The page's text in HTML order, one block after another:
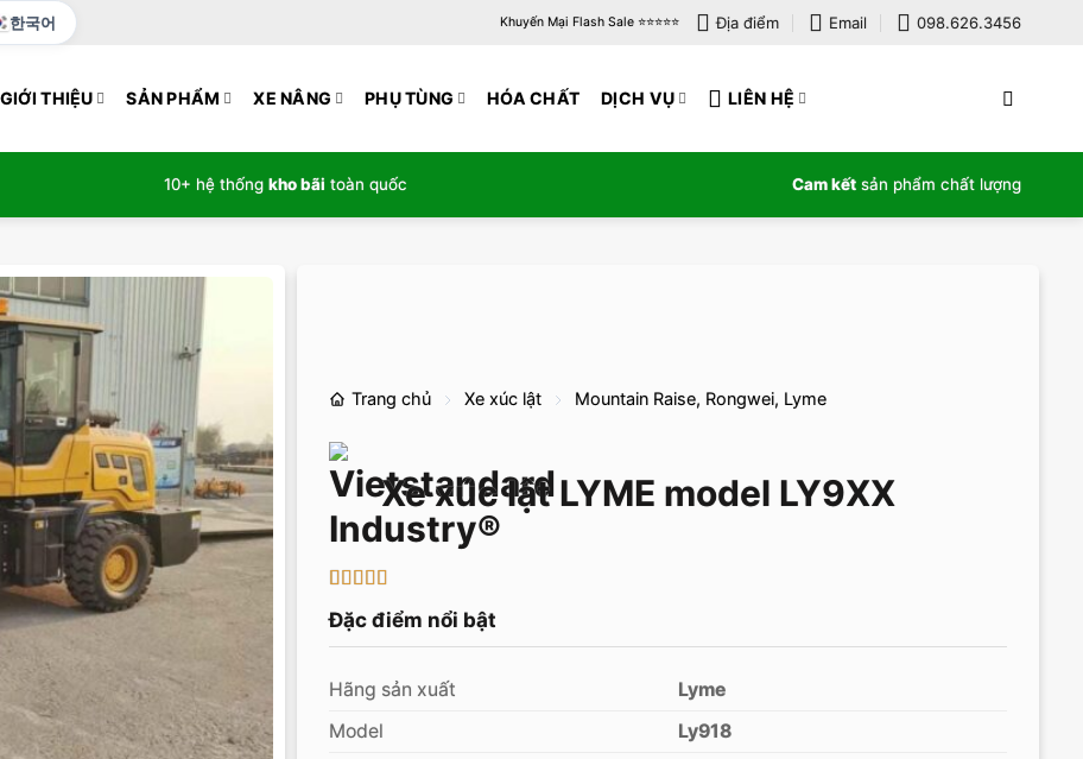
한국어 Khuyến Mại Flash Sale ⭐️⭐️⭐️⭐️⭐️ Địa điểm Email 098.626.3456
GIỚI THIỆU SẢN PHẨM XE NÂNG PHỤ TÙNG HÓA CHẤT DỊCH VỤ LIÊN HỆ
10+ hệ thống kho bãi toàn quốc Cam kết sản phẩm chất lượng
Trang chủ Xe xúc lật Mountain Raise, Rongwei, Lyme
Xe xúc lật LYME model LY9XX
trên 5 dựa
trênđánh
giá
Đặc điểm nổi bật
Hãng sản xuất
Lyme
Model
Ly918